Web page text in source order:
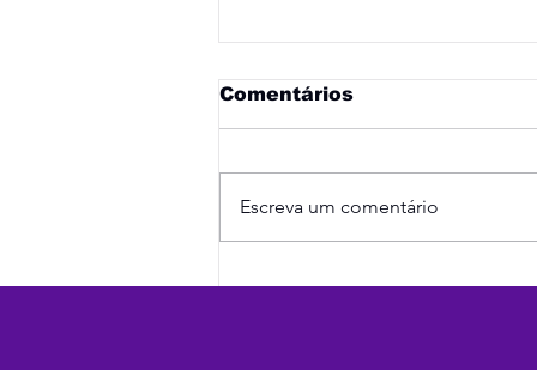
Comentários
Escreva um comentário